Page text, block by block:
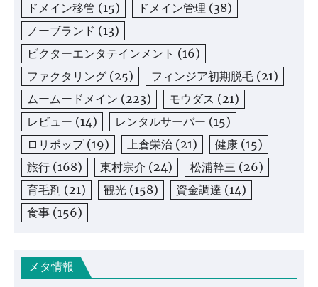
ドメイン移管 (15) ドメイン管理 (38)
ノーブランド (13)
ビクターエンタテインメント (16)
ファクタリング (25) フィンジア初期脱毛 (21)
ムームードメイン (223) モウダス (21)
レビュー (14) レンタルサーバー (15)
ロリポップ(19) 上倉栄治 (21) 健康 (15)
旅行 (168) 東村宗介 (24) 松浦幹三 (26)
育毛剤 (21) 観光 (158) 資金調達 (14)
食事 (156)
メタ情報